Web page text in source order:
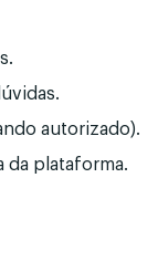
autorizado).
da plataforma.